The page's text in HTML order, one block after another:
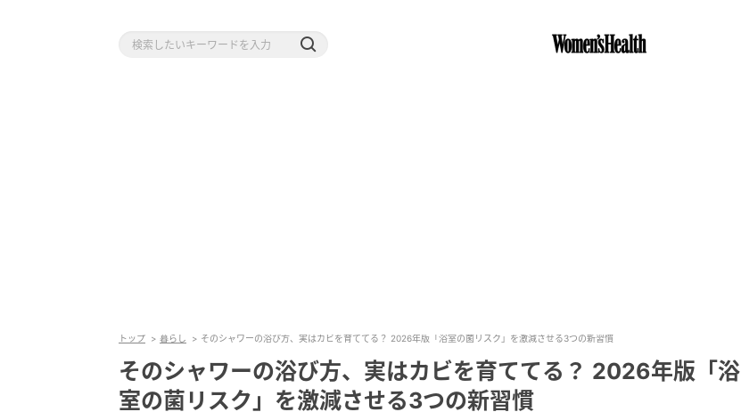
トップ 暮らし そのシャワーの浴び方、実はカビを育ててる？ 2026年版「浴室の菌リスク」を激減させる3つの新習慣
そのシャワーの浴び方、実はカビを育ててる？ 2026年版「浴
室の菌リスク」を激減させる3つの新習慣